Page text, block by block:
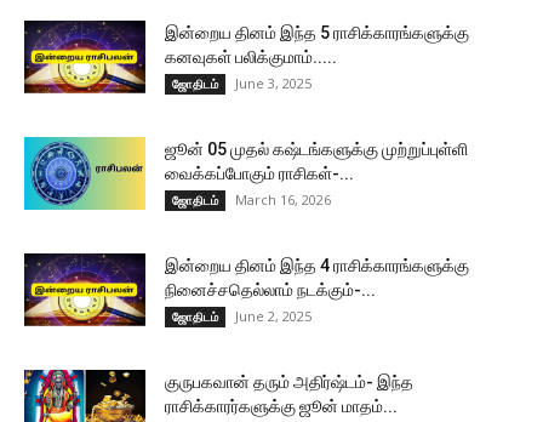
இன்றைய தினம் இந்த 5 ராசிக்காரங்களுக்கு
கனவுகள் பலிக்குமாம்.....
ஜோதிடம் June 3, 2025
ஜூன் 05 முதல் கஷ்டங்களுக்கு முற்றுப்புள்ளி
வைக்கப்போகும் ராசிகள்-...
ஜோதிடம் March 16, 2026
இன்றைய தினம் இந்த 4 ராசிக்காரங்களுக்கு
நினைச்சதெல்லாம் நடக்கும்-...
ஜோதிடம் June 2, 2025
குருபகவான் தரும் அதிர்ஷ்டம்- இந்த
ராசிக்காரர்களுக்கு ஜூன் மாதம்...